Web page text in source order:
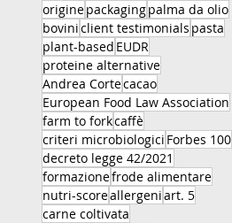
originepackagingpalma da olio
boviniclient testimonials pasta
plant-based EUDR
proteine alternative
Andrea Cortecacao
European Food Law Association
farm to forkcaffè
criteri microbiologici Forbes 100
decreto legge 42/2021
formazionefrode alimentare
nutri-scoreallergeniart. 5
carne coltivata